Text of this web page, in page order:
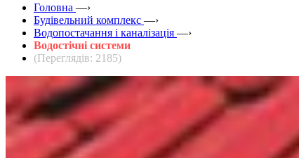
Головна —›
Будівельний комплекс —›
Водопостачання і каналізація —›
Водостічні системи
(Переглядів: 2185)